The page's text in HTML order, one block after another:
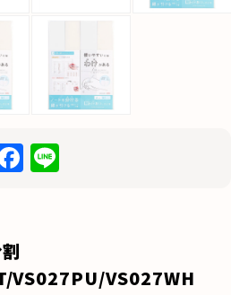
F
b
Li
VS027PU/VS027WH